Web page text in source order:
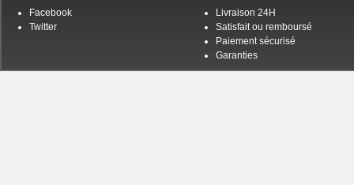
Facebook
Twitter
Livraison 24H
Satisfait ou remboursé
Paiement sécurisé
Garanties